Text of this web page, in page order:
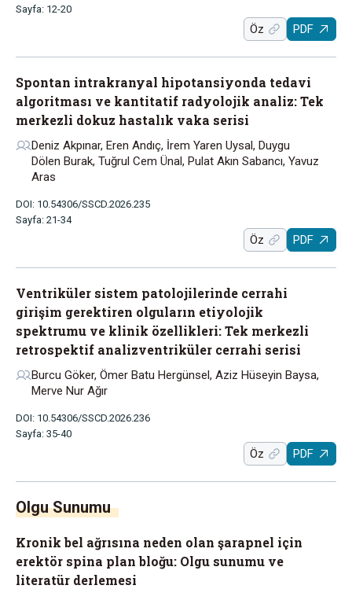
Sayfa: 12-20
Öz PDF
Spontan intrakranyal hipotansiyonda tedavi
algoritması ve kantitatif radyolojik analiz: Tek
merkezli dokuz hastalık vaka serisi
Deniz Akpınar, Eren Andıç, İrem Yaren Uysal, Duygu
Dölen Burak, Tuğrul Cem Ünal, Pulat Akın Sabancı, Yavuz
Aras
DOI: 10.54306/SSCD.2026.235
Sayfa: 21-34
Öz PDF
Ventriküler sistem patolojilerinde cerrahi
girişim gerektiren olguların etiyolojik
spektrumu ve klinik özellikleri: Tek merkezli
retrospektif analizventriküler cerrahi serisi
Burcu Göker, Ömer Batu Hergünsel, Aziz Hüseyin Baysa,
Merve Nur Ağır
DOI: 10.54306/SSCD.2026.236
Sayfa: 35-40
Öz PDF
Olgu Sunumu
Kronik bel ağrısına neden olan şarapnel için
erektör spina plan bloğu: Olgu sunumu ve
literatür derlemesi